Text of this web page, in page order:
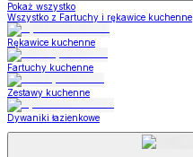
Pokaż wszystko
Wszystko z Fartuchy i rękawice kuchenne
Rękawice kuchenne
Fartuchy kuchenne
Zestawy kuchenne
Dywaniki łazienkowe